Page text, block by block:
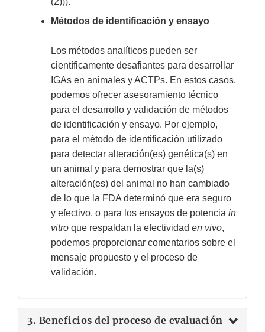
Métodos de identificación y ensayo
Los métodos analíticos pueden ser
científicamente desafiantes para desarrollar
IGAs en animales y ACTPs. En estos casos,
podemos ofrecer asesoramiento técnico
para el desarrollo y validación de métodos
de identificación y ensayo. Por ejemplo,
para el método de identificación utilizado
para detectar alteración(es) genética(s) en
un animal y para demostrar que la(s)
alteración(es) del animal no han cambiado
de lo que la FDA determinó que era seguro
y efectivo, o para los ensayos de potencia in
vitro que respaldan la efectividad en vivo,
podemos proporcionar comentarios sobre el
mensaje propuesto y el proceso de
validación.
3. Beneficios del proceso de evaluación